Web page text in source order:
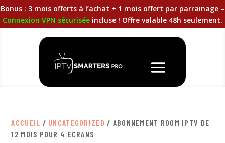
Bonus : 3 mois offerts à l’achat + 1 mois offert par parrainage –
Connexion VPN sécurisée incluse ! Offre valable 48h seulement.
ACCUEIL / UNCATEGORIZED / ABONNEMENT ROOM IPTV DE
12 MOIS POUR 4 ÉCRANS